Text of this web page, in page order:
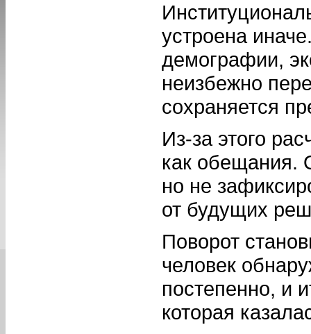
устроена
демографии,
неизбежно
сохраняется
Из-за этого
как обещания.
но не
от будущих
Поворот
человек
постепенно, и
которая